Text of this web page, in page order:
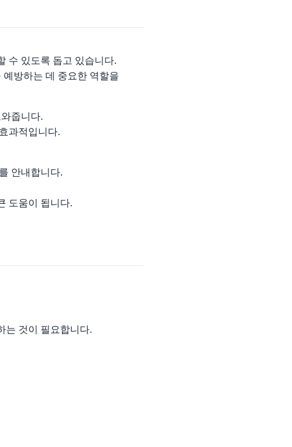
수 있도록 돕고 있습니다.
방하는 데 중요한 역할을
줍니다.
과적입니다.
안내합니다.
도움이 됩니다.
는 것이 필요합니다.